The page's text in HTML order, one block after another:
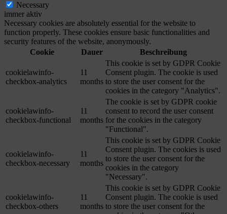
Necessary
immer aktiv
Necessary cookies are absolutely essential for the website to
function properly. These cookies ensure basic functionalities and
security features of the website, anonymously.
Cookie
Dauer Beschreibung
cookielawinfo-
checkbox-analytics
11
months
This cookie is set by GDPR Cookie
Consent plugin. The cookie is used
to store the user consent for the
cookies in the category "Analytics".
cookielawinfo-
checkbox-functional
11
months
The cookie is set by GDPR cookie
consent to record the user consent
for the cookies in the category
"Functional".
cookielawinfo-
checkbox-necessary
11
months
This cookie is set by GDPR Cookie
Consent plugin. The cookies is used
to store the user consent for the
cookies in the category
"Necessary".
cookielawinfo-
checkbox-others
11
months
This cookie is set by GDPR Cookie
Consent plugin. The cookie is used
to store the user consent for the